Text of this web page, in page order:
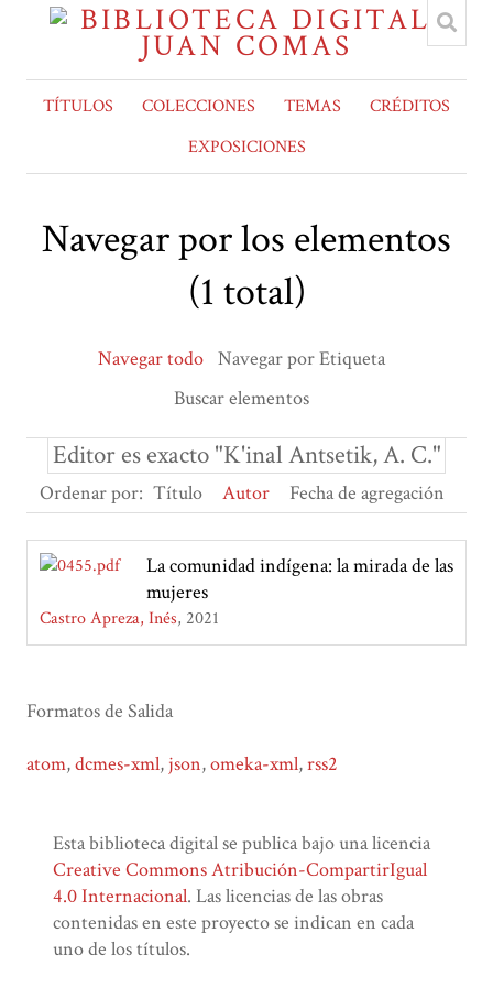
TÍTULOS COLECCIONES TEMAS
CRÉDITOS
EXPOSICIONES
Navegar por los elementos
(1 total)
Navegar todo Navegar por Etiqueta
Buscar elementos
Editor es exacto "K'inal Antsetik, A. C."
Ordenar por: Título Autor Fecha de agregación
La comunidad indígena: la mirada de las
mujeres
Castro Apreza, Inés 2021
Formatos de Salida
atom,dcmes-xml, json,omeka-xml,rss2
Esta biblioteca digital se publica bajo una licencia
Creative Commons Atribución-CompartirIgual
4.0 Internacional. Las licencias de las obras
contenidas en este proyecto se indican en cada
uno de los títulos.